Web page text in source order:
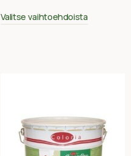
Valitse vaihtoehdoista